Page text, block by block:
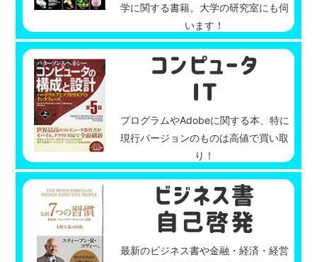
学に関する書籍。大学の研究室にも伺
います！
プログラムやAdobeに関する本、特に
現行バージョンのものは高値で買い取
り！
最新のビジネス書や金融・経済・経営